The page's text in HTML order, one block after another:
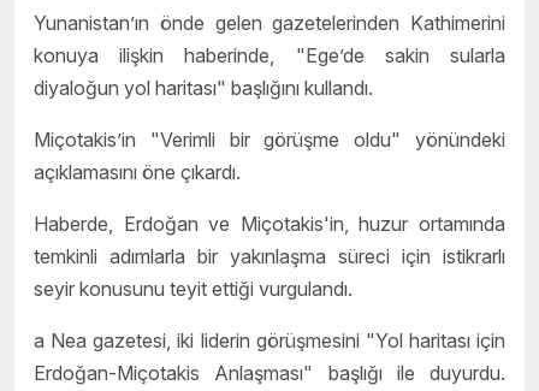
Yunanistan’ın önde gelen gazetelerinden Kathimerini
konuya ilişkin haberinde, "Ege’de sakin sularla
diyaloğun yol haritası" başlığını kullandı.
Miçotakis’in "Verimli bir görüşme oldu" yönündeki
açıklamasını öne çıkardı.
Haberde, Erdoğan ve Miçotakis'in, huzur ortamında
temkinli adımlarla bir yakınlaşma süreci için istikrarlı
seyir konusunu teyit ettiği vurgulandı.
a Nea gazetesi, iki liderin görüşmesini "Yol haritası için
Erdoğan-Miçotakis Anlaşması" başlığı ile duyurdu.